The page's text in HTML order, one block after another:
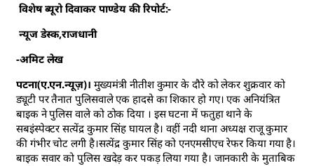
विशेष ब्यूरो दिवाकर पाण्डेय की रिपोर्ट:-
न्यूज डेस्क,राजधानी
-अमिट लेख
पटना(ए.एन.न्यूज़)। मुख्यमंत्री नीतीश कुमार के दौरे को लेकर शुक्रवार को
ड्यूटी पर तैनात पुलिसवाले एक हादसे का शिकार हो गए। एक अनियंत्रित
बाइक ने पुलिस वाले को ठोक दिया । इस घटना में फतुहा थाने के
सबइंस्पेक्टर सत्येंद्र कुमार सिंह घायल है। वहीं नदी थाना अध्यक्ष राजू कुमार
की गंभीर चोट लगी है।सत्येंद्र कुमार सिंह को एनएमसीएच रेफर किया गया है।
बाइक सवार को पुलिस खदेड़ कर पकड़ लिया गया है। जानकारी के मुताबिक